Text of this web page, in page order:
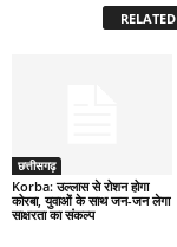
छत्तीसगढ़
Korba: उल्लास से रोशन होगा
कोरबा, युवाओं के साथ जन-जन लेगा
साक्षरता का संकल्प